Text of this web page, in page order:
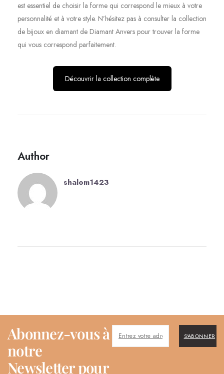
est essentiel de choisir la forme qui correspond le mieux à votre
personnalité et à votre style. N’hésitez pas à consulter la collection
de bijoux en diamant de Diamant Anvers pour trouver la forme
qui vous correspond parfaitement.
Découvrir la collection complète
Author
shalom1423
Abonnez-vous à
notre
Newsletter pour
S'ABONNER